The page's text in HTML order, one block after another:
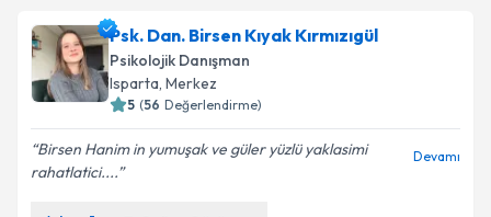
Psk. Dan. Birsen Kıyak Kırmızıgül
Psikolojik Danışman
Isparta, Merkez
5 (56 Değerlendirme)
Birsen Hanim in yumuşak ve güler yüzlü yaklasimi
rahatlatici....
Devamı